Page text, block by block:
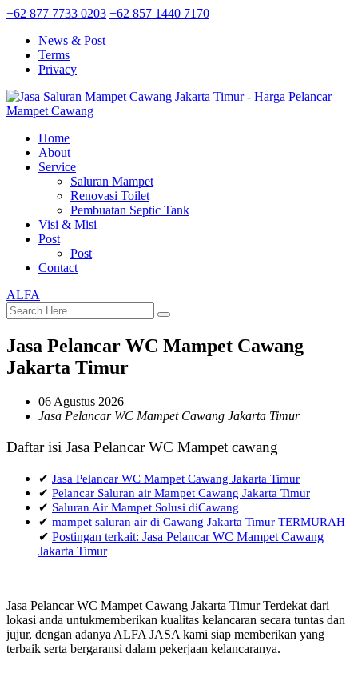
+62 877 7733 0203 +62 857 1440 7170
News & Post
Terms
Privacy
Home
About
Service
Saluran Mampet
Renovasi Toilet
Pembuatan Septic Tank
Visi & Misi
Post
Post
Contact
ALFA
Jasa Pelancar WC Mampet Cawang
Jakarta Timur
06 Agustus 2026
Jasa Pelancar WC Mampet Cawang Jakarta Timur
Daftar isi Jasa Pelancar WC Mampet cawang
✔ Jasa Pelancar WC Mampet Cawang Jakarta Timur
✔ Pelancar Saluran air Mampet Cawang Jakarta Timur
✔ Saluran Air Mampet Solusi diCawang
✔ mampet saluran air di Cawang Jakarta Timur TERMURAH
✔ Postingan terkait: Jasa Pelancar WC Mampet Cawang
Jakarta Timur
Jasa Pelancar WC Mampet Cawang Jakarta Timur Terdekat dari
lokasi anda untukmemberikan kualitas kelancaran secara tuntas dan
jujur, dengan adanya ALFA JASA kami siap memberikan yang
terbaik serta bergaransi dalam pekerjaan kelancaranya.